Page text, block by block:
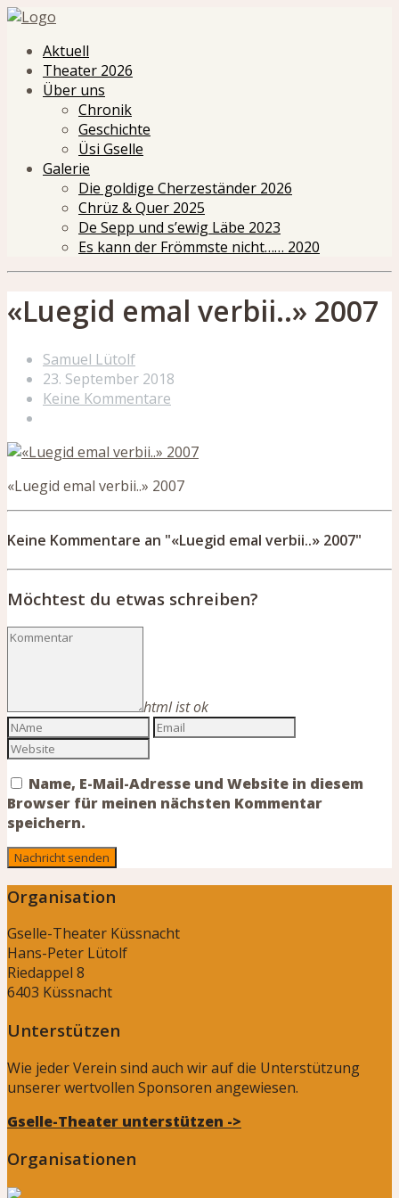
Aktuell
Theater 2026
Über uns
Chronik
Geschichte
Üsi Gselle
Galerie
Die goldige Cherzeständer 2026
Chrüz & Quer 2025
De Sepp und s’ewig Läbe 2023
Es kann der Frömmste nicht…… 2020
«Luegid emal verbii..» 2007
Samuel Lütolf
23. September 2018
Keine Kommentare
«Luegid emal verbii..» 2007
Keine Kommentare an "«Luegid emal verbii..» 2007"
Möchtest du etwas schreiben?
html ist ok
Name, E-Mail-Adresse und Website in diesem
Browser für meinen nächsten Kommentar
speichern.
Organisation
Gselle-Theater Küssnacht
Hans-Peter Lütolf
Riedappel 8
6403 Küssnacht
Unterstützen
Wie jeder Verein sind auch wir auf die Unterstützung
unserer wertvollen Sponsoren angewiesen.
Gselle-Theater unterstützen ->
Organisationen